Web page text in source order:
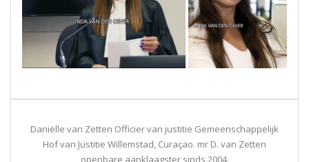
Daniëlle van Zetten Officier van justitie Gemeenschappelijk
Hof van Justitie Willemstad, Curaçao. mr D. van Zetten
openbare aanklaagster sinds 2004.